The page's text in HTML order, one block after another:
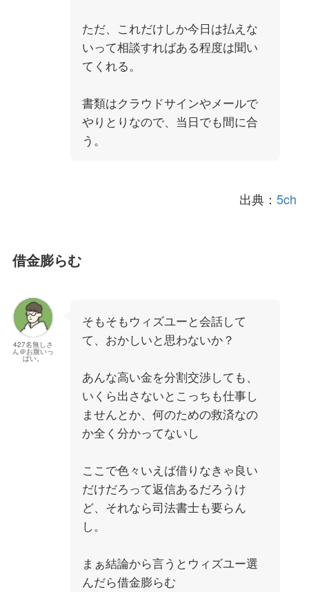
ただ、これだけしか今日は払えな
いって相談すればある程度は聞い
てくれる。
書類はクラウドサインやメールで
やりとりなので、当日でも間に合
う。
出典：5ch
借金膨らむ
427名無しさ
ん＠お腹いっ
ぱい。
そもそもウィズユーと会話して
て、おかしいと思わないか？
あんな高い金を分割交渉しても、
いくら出さないとこっちも仕事し
ませんとか、何のための救済なの
か全く分かってないし
ここで色々いえば借りなきゃ良い
だけだろって返信あるだろうけ
ど、それなら司法書士も要らん
し。
まぁ結論から言うとウィズユー選
んだら借金膨らむ